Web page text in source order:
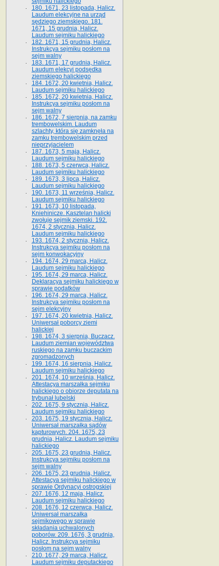
180. 1671, 23 listopada, Halicz.
Laudum elekcyjne na urząd
sędziego ziemskiego. 181.
1671, 15 grudnia, Halicz.
Laudum sejmiku halickiego
182. 1671, 15 grudnia, Halicz.
Instrukcya sejmiku posłom na
sejm walny
183. 1671, 17 grudnia, Halicz.
Laudum elekcyi podsędka
ziemskiego halickiego
184. 1672, 20 kwietnia, Halicz.
Laudum sejmiku halickiego
185. 1672, 20 kwietnia, Halicz.
Instrukcya sejmiku posłom na
sejm walny
186. 1672, 7 sierpnia, na zamku
trembowelskim. Laudum
szlachty, która się zamknęła na
zamku trembowelskim przed
nieprzyjacielem
187. 1673, 5 maja, Halicz.
Laudum sejmiku halickiego
188. 1673, 5 czerwca, Halicz.
Laudum sejmiku halickiego
189. 1673, 3 lipca, Halicz.
Laudum sejmiku halickiego
190. 1673, 11 września, Halicz.
Laudum sejmiku halickiego
191. 1673, 10 listopada,
Kniehinicze. Kasztelan halicki
zwołuje sejmik ziemski. 192.
1674, 2 stycznia, Halicz.
Laudum sejmiku halickiego
193. 1674, 2 stycznia, Halicz.
Instrukcya sejmiku posłom na
sejm konwokacyjny
194. 1674, 29 marca, Halicz.
Laudum sejmiku halickiego
195. 1674, 29 marca, Halicz.
Deklaracya sejmiku halickiego w
sprawie podatków
196. 1674, 29 marca, Halicz.
Instrukcya sejmiku posłom na
sejm elekcyjny
197. 1674, 20 kwietnia, Halicz.
Uniwersał poborcy ziemi
halickiej
198. 1674, 3 sierpnia, Buczacz.
Laudum ziemian województwa
ruskiego na zamku buczackim
zgromadzonych
199. 1674, 16 sierpnia, Halicz.
Laudum sejmiku halickiego
201. 1674, 10 września, Halicz.
Attestacya marszałka sejmiku
halickiego o obiorze deputata na
trybunał lubelski
202. 1675, 9 stycznia, Halicz.
Laudum sejmiku halickiego
203. 1675, 19 stycznia, Halicz.
Uniwersał marszałka sądów
kapturowych. 204. 1675, 23
grudnia, Halicz. Laudum sejmiku
halickiego
205. 1675, 23 grudnia, Halicz.
Instrukcya sejmiku posłom na
sejm walny
206. 1675, 23 grudnia, Halicz.
Attestacya sejmiku halickiego w
sprawie Ordynacyi ostrogskiej
207. 1676, 12 maja, Halicz.
Laudum sejmiku halickiego
208. 1676, 12 czerwca, Halicz.
Uniwersał marszałka
sejmikowego w sprawie
składania uchwalonych
poborów. 209. 1676, 3 grudnia,
Halicz. Instrukcya sejmiku
posłom na sejm walny
210. 1677, 29 marca, Halicz.
Laudum sejmiku deputackiego